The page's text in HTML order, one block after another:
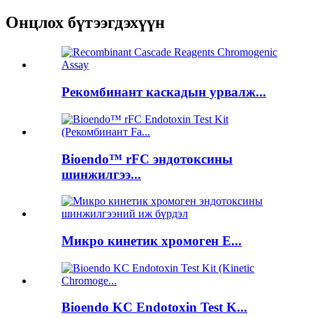
Онцлох бүтээгдэхүүн
Рекомбинант каскадын урвалж...
Bioendo™ rFC эндотоксины
шинжилгээ...
Микро кинетик хромоген E...
Bioendo KC Endotoxin Test K...